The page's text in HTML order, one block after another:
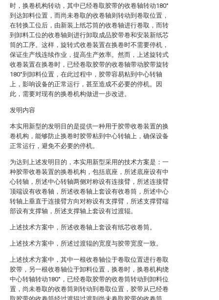
时，换卷机构转动，其中已经卷取胶带的收卷轴转动180°
到达卸料位置，而尚未卷取的收卷轴则转动到卷取位置，
在转换工位后，由新装上纸芯筒的收卷轴进行卷取，而转
到卸料工位的收卷轴则进行卸取成品胶带卷和安装新纸芯
筒的工序。这样，旋转式收卷装置在换卷时不需要停机，
保证生产线连续作业，提高生产效率。然而，上述旋转式
收卷装置在换卷时，已经卷取胶带的收卷轴带动胶带旋转
180°到卸料位置，在此过程中，胶带容易粘到中心转轴
上，影响设备的正常运行，甚至造成不必要的停机。因
此，需要对现有的换卷机构做进一步改进。
发明内容
本实用新型的发明目的是提供一种用于胶带收卷装置的换
卷机构，能够防止换卷时胶带粘到中心转轴上，确保设备
正常运行，避免不必要的停机。
为达到上述发明目的，本实用新型采用的技术方案是：一
种胶带收卷装置的换卷机构，包括底座，所述底座设有中
心转轴，所述中心转轴两侧对称设有连接臂，所述连接臂
顶端设有收卷轴，所述收卷轴上套设有收卷筒，所述中心
转轴上垂直于连接臂方向对称设有支撑臂，所述支撑臂端
部设有支撑轴，所述支撑轴上套设有过渡辊。
上述技术方案中，所述收卷轴上套设有纸芯收卷筒。
上述技术方案中，所述过渡辊的宽度与胶带宽度一致。
上述技术方案中，其中一根收卷轴位于卷取位置进行卷取
胶带，另一根收卷轴位于卸料位置，换卷时，换卷机构绕
中心转轴转动180°，已经卷取胶带的收卷筒转动到卸料位
置，尚未卷取的收卷筒则转动到卷取位置，胶带从已经卷